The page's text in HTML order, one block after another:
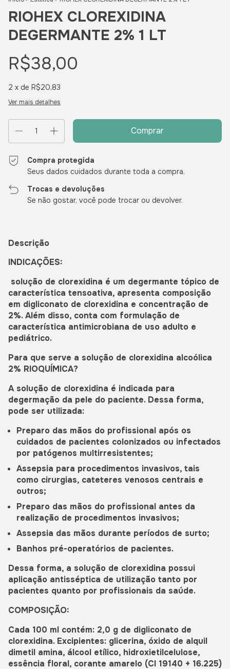
RIOHEX CLOREXIDINA
DEGERMANTE 2% 1 LT
R$38,00
2 x de R$20,83
Ver mais detalhes
Compra protegida
Seus dados cuidados durante toda a compra.
Trocas e devoluções
Se não gostar, você pode trocar ou devolver.
Descrição
INDICAÇÕES:
solução de clorexidina é um degermante tópico de
característica tensoativa, apresenta composição
em digliconato de clorexidina e concentração de
2%. Além disso, conta com formulação de
característica antimicrobiana de uso adulto e
pediátrico.
Para que serve a solução de clorexidina alcoólica
2% RIOQUÍMICA?
A solução de clorexidina é indicada para
degermação da pele do paciente. Dessa forma,
pode ser utilizada:
Preparo das mãos do profissional após os
cuidados de pacientes colonizados ou infectados
por patógenos multirresistentes;
Assepsia para procedimentos invasivos, tais
como cirurgias, cateteres venosos centrais e
outros;
Preparo das mãos do profissional antes da
realização de procedimentos invasivos;
Assepsia das mãos durante períodos de surto;
Banhos pré-operatórios de pacientes.
Dessa forma, a solução de clorexidina possui
aplicação antisséptica de utilização tanto por
pacientes quanto por profissionais da saúde.
COMPOSIÇÃO:
Cada 100 ml contém: 2,0 g de digliconato de
clorexidina. Excipientes: glicerina, óxido de alquil
dimetil amina, álcool etílico, hidroxietilcelulose,
essência floral, corante amarelo (CI 19140 + 16.225)